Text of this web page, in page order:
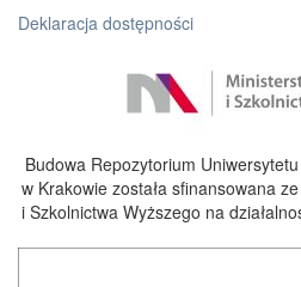
Deklaracja dostępności
Budowa Repozytorium
w Krakowie została sfinansowana
i Szkolnictwa Wyższego na